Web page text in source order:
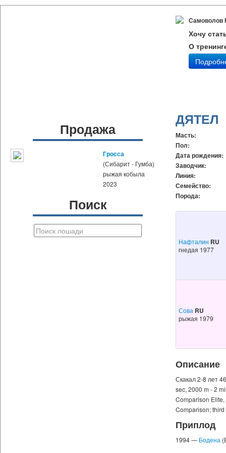
Самоволов
Хочу
О
Продажа
Гросса
(Сибарит - Гумба)
рыжая кобыла
2023
Поиск
ДЯТЕЛ
Масть:
Пол:
Дата рождения:
Заводчик:
Линия:
Семейство:
Порода:
Нафталин RU
гнедая 1977
Сова RU
рыжая 1979
Описание
Скакал 2-8 лет
sec, 2000 m - 2
Comparison
Comparison; third
Приплод
1994 — Бодена